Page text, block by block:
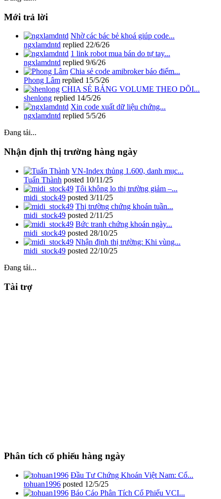
Mới trả lời
Nhờ các bác bẻ khoá giúp code...
ngxlamdntd replied 22/6/26
1 link robot mua bán do tự tay...
ngxlamdntd replied 9/6/26
Chia sẻ code amibroker báo điểm...
Phong Lâm replied 15/5/26
CHIA SẺ BẢNG VOLUME THEO DÕI...
shenlong replied 14/5/26
Xin code xuất dữ liệu chứng...
ngxlamdntd replied 5/5/26
Đang tải...
Nhận định thị trường hàng ngày
VN-Index thủng 1.600, danh mục...
Tuấn Thành posted 10/11/25
Tôi không lo thị trường giảm –...
midi_stock49 posted 3/11/25
Thị trường chứng khoán tuần...
midi_stock49 posted 2/11/25
Bức tranh chứng khoán ngày...
midi_stock49 posted 28/10/25
Nhận định thị trường: Khi vùng...
midi_stock49 posted 22/10/25
Đang tải...
Tài trợ
Phân tích cổ phiếu hàng ngày
Đầu Tư Chứng Khoán Việt Nam: Cổ...
tohuan1996 posted 12/5/25
Báo Cáo Phân Tích Cổ Phiếu VCI...